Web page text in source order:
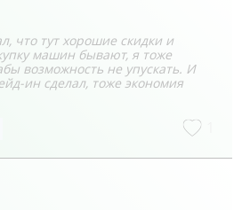
что тут хорошие скидки и
машин бывают, я тоже
возможность не упускать. И
ин сделал, тоже экономия